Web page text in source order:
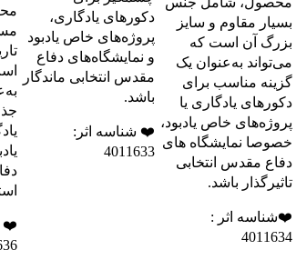
بسیار مقاوم و سایز
بزرگ آن است که
می‌تواند به‌عنوان یک
گزینه مناسب برای
دکورهای یادگاری یا
پروژه‌های خاص یادبود،
خصوصا نمایشگاه های
دفاع مقدس انتخابی
تاثیرگذار باشد.
❤️شناسه اثر :
4011634
دکورهای یادگاری،
پروژه‌های خاص یادبود
و نمایشگاه‌های دفاع
مقدس انتخابی ماندگار
باشد.
❤️ شناسه اثر:
4011633
❤️